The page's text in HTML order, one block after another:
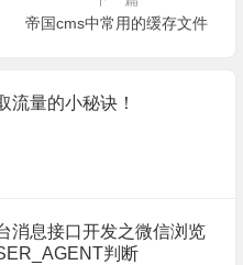
帝国cms中常用的缓存文件
流量的小秘诀！
消息接口开发之微信浏览
判断